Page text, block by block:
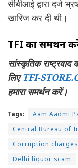
सीबीआई द्वारा दर्ज
खारिज कर दी थी।
TFI का समर्थन
सांस्कृतिक राष्ट्रवाद
लिएTFI-
हमारा समर्थन करें।
Tags: Aam Aadmi
Central Bureau of
Corruption charges
Delhi liquor scam